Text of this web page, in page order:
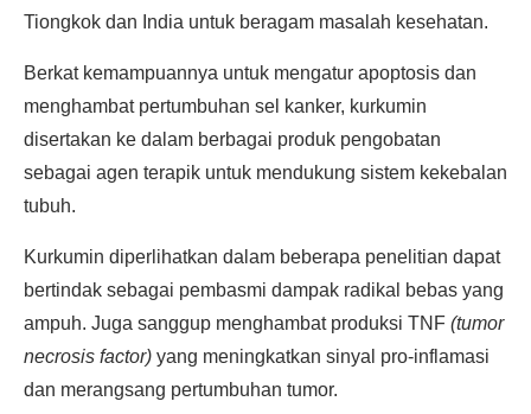
Tiongkok dan India untuk beragam masalah kesehatan.
Berkat kemampuannya untuk mengatur apoptosis dan
menghambat pertumbuhan sel kanker, kurkumin
disertakan ke dalam berbagai produk pengobatan
sebagai agen terapik untuk mendukung sistem kekebalan
tubuh.
Kurkumin diperlihatkan dalam beberapa penelitian dapat
bertindak sebagai pembasmi dampak radikal bebas yang
ampuh. Juga sanggup menghambat produksi TNF (tumor
necrosis factor) yang meningkatkan sinyal pro-inflamasi
dan merangsang pertumbuhan tumor.